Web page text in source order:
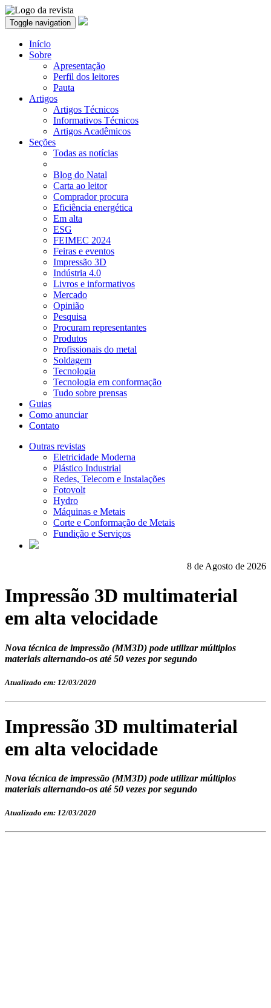
Toggle navigation
Início
Sobre
Apresentação
Perfil dos leitores
Pauta
Artigos
Artigos Técnicos
Informativos Técnicos
Artigos Acadêmicos
Seções
Todas as notícias
Blog do Natal
Carta ao leitor
Comprador procura
Eficiência energética
Em alta
ESG
FEIMEC 2024
Feiras e eventos
Impressão 3D
Indústria 4.0
Livros e informativos
Mercado
Opinião
Pesquisa
Procuram representantes
Produtos
Profissionais do metal
Soldagem
Tecnologia
Tecnologia em conformação
Tudo sobre prensas
Guias
Como anunciar
Contato
Outras revistas
Eletricidade Moderna
Plástico Industrial
Redes, Telecom e Instalações
Fotovolt
Hydro
Máquinas e Metais
Corte e Conformação de Metais
Fundição e Serviços
8 de Agosto de 2026
Impressão 3D multimaterial
em alta velocidade
Nova técnica de impressão (MM3D) pode utilizar múltiplos
materiais alternando-os até 50 vezes por segundo
Atualizado em: 12/03/2020
Impressão 3D multimaterial
em alta velocidade
Nova técnica de impressão (MM3D) pode utilizar múltiplos
materiais alternando-os até 50 vezes por segundo
Atualizado em: 12/03/2020